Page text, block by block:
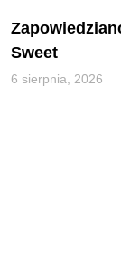
Sweet
6 sierpnia, 2026